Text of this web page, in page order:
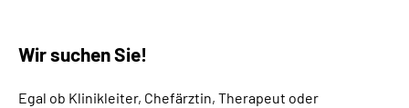
Wir suchen Sie!
Egal ob Klinikleiter, Chefärztin, Therapeut oder